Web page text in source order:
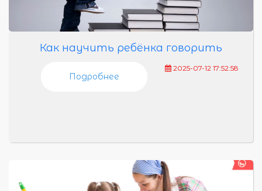
Как научить ребёнка говорить
2025-07-12 17:52:58
Подробнее